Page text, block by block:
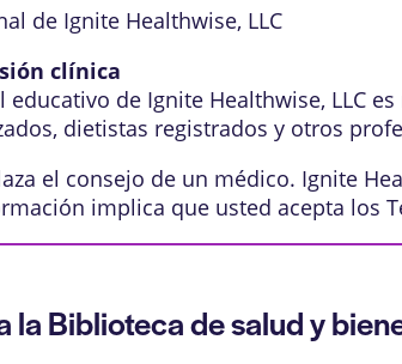
de Ignite Healthwise, LLC
clínica
educativo de Ignite Healthwise, LLC
dietistas registrados y otros
el consejo de un médico. Ignite
implica que usted acepta los
la Biblioteca de salud y